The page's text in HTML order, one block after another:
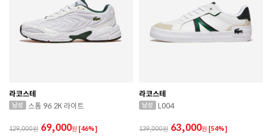
라코스테
스톰 96 2K 라이트
129,000 69,000원 [46%]
라코스테
L004
139,000 63,000원 [54%]